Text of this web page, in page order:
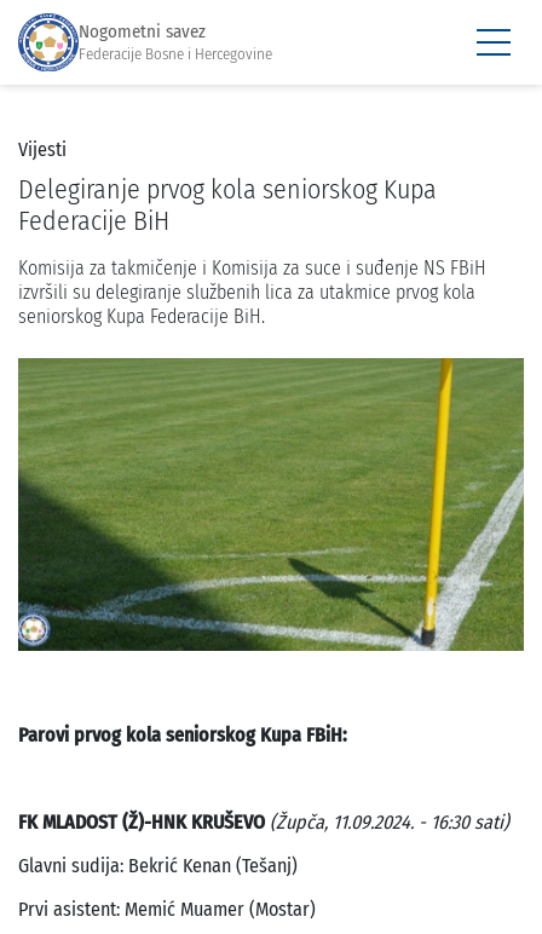
Nogometni savez
Federacije Bosne i Hercegovine
Vijesti
Delegiranje prvog kola seniorskog Kupa
Federacije BiH
Komisija za takmičenje i Komisija za suce i suđenje NS FBiH
izvršili su delegiranje službenih lica za utakmice prvog kola
seniorskog Kupa Federacije BiH.
Parovi prvog kola seniorskog Kupa FBiH:
FK MLADOST (Ž)-HNK KRUŠEVO (Župča, 11.09.2024. - 16:30 sati)
Glavni sudija: Bekrić Kenan (Tešanj)
Prvi asistent: Memić Muamer (Mostar)